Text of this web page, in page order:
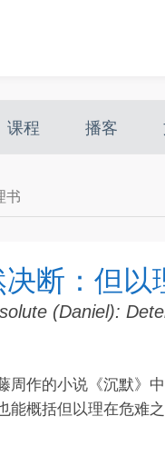
课程 播客
书
断：但以
(Daniel):
周作的小说《沉默》
能概括但以理在危难之